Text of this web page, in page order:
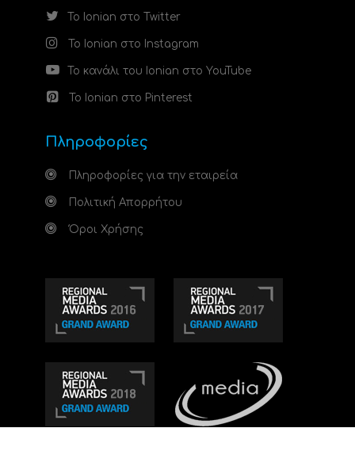
Το Ionian στο Twitter
Το Ionian στο Instagram
Το κανάλι του Ionian στο YouTube
Το Ionian στο Pinterest
Πληροφορίες
Πληροφορίες για την εταιρεία
Πολιτική Απορρήτου
Όροι Χρήσης